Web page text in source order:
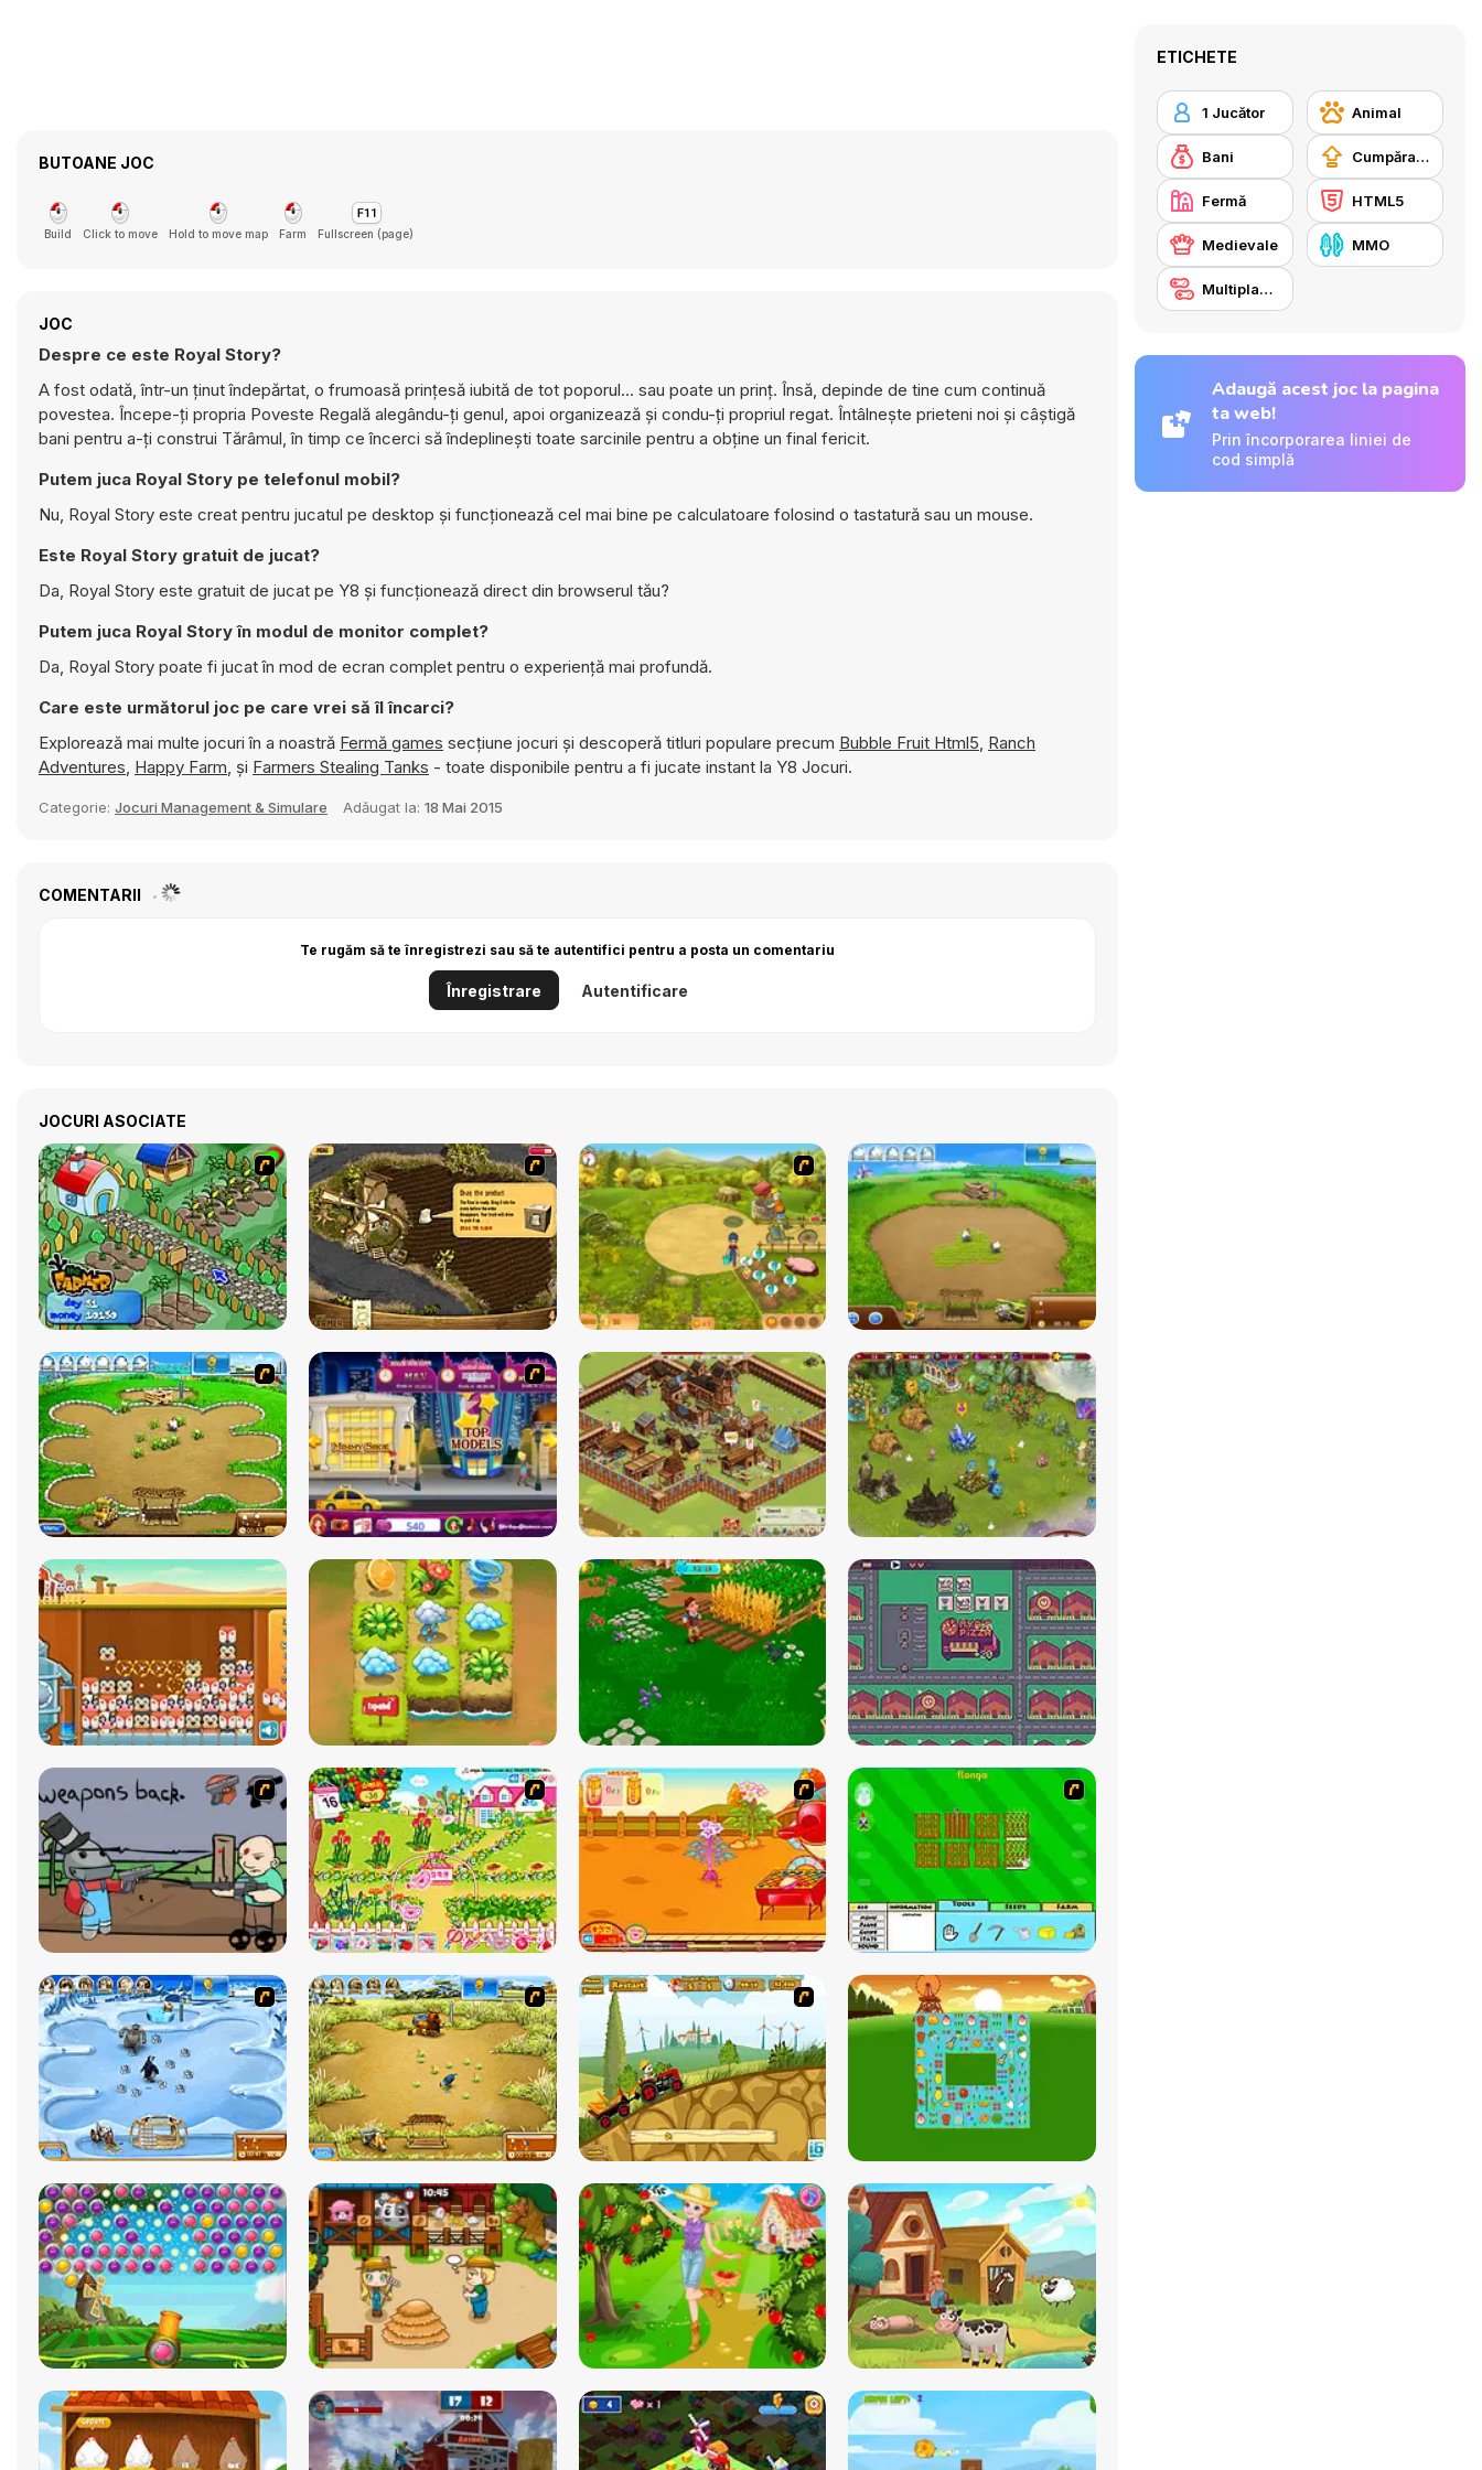
BUTOANE JOC
Build Click to move Hold to move map Farm Fullscreen (page)
JOC
Despre ce este Royal Story?
A fost odată, într-un ținut îndepărtat, o frumoasă prințesă iubită de tot poporul... sau poate un prinț. Însă, depinde de tine cum continuă
povestea. Începe-ți propria Poveste Regală alegându-ți genul, apoi organizează și condu-ți propriul regat. Întâlnește prieteni noi și câștigă
bani pentru a-ți construi Tărâmul, în timp ce încerci să îndeplinești toate sarcinile pentru a obține un final fericit.
Putem juca Royal Story pe telefonul mobil?
Nu, Royal Story este creat pentru jucatul pe desktop și funcționează cel mai bine pe calculatoare folosind o tastatură sau un mouse.
Este Royal Story gratuit de jucat?
Da, Royal Story este gratuit de jucat pe Y8 și funcționează direct din browserul tău?
Putem juca Royal Story în modul de monitor complet?
Da, Royal Story poate fi jucat în mod de ecran complet pentru o experiență mai profundă.
Care este următorul joc pe care vrei să îl încarci?
Explorează mai multe jocuri în a noastră Fermă games secțiune jocuri și descoperă titluri populare precum Bubble Fruit Html5, Ranch
Adventures, Happy Farm, și Farmers Stealing Tanks - toate disponibile pentru a fi jucate instant la Y8 Jocuri.
Categorie: Jocuri Management & Simulare Adăugat la: 18 Mai 2015
COMENTARII
Te rugăm să te înregistrezi sau să te autentifici pentru a posta un comentariu
Înregistrare Autentificare
JOCURI ASOCIATE
ETICHETE
1 Jucător Animal
Bani Cumpărare Echipamente Actualizate
Fermă HTML5
Medievale MMO
Multiplayer
Adaugă acest joc la pagina
ta web!
Prin încorporarea liniei de
cod simplă